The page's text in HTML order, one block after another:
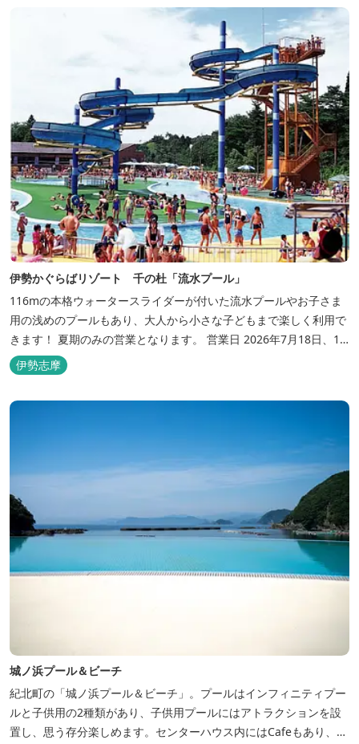
伊勢かぐらばリゾート 千の杜「流水プール」
116mの本格ウォータースライダーが付いた流水プールやお子さま
用の浅めのプールもあり、大人から小さな子どもまで楽しく利用で
きます！ 夏期のみの営業となります。 営業日 2026年7月18日、19
日、20日、25日、26日、8月1日、2日、8日～16日、22日、23日
三重県おすすめ海水浴場ビーチ特集はこちら🏖
伊勢志摩
城ノ浜プール＆ビーチ
紀北町の「城ノ浜プール＆ビーチ」。プールはインフィニティプー
ルと子供用の2種類があり、子供用プールにはアトラクションを設
置し、思う存分楽しめます。センターハウス内にはCafeもあり、軽